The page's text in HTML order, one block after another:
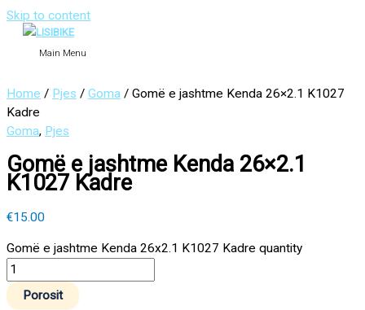
Skip to content
Main Menu
Home / Pjes / Goma / Gomë e jashtme Kenda 26×2.1 K1027
Kadre
Goma, Pjes
Gomë e jashtme Kenda 26×2.1
K1027 Kadre
€15.00
Gomë e jashtme Kenda 26x2.1 K1027 Kadre quantity
Porosit